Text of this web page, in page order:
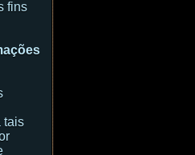
fins
tais